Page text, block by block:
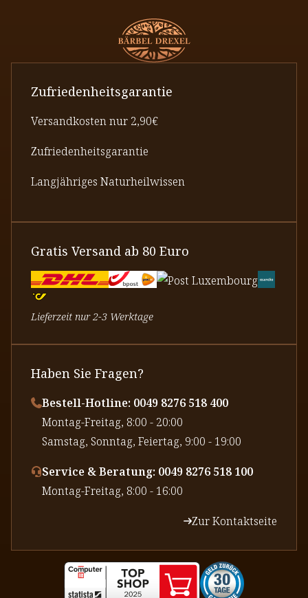
Zufriedenheitsgarantie
Versandkosten nur 2,90€
Zufriedenheitsgarantie
Langjähriges Naturheilwissen
Gratis Versand ab 80 Euro
Lieferzeit nur 2-3 Werktage
Haben Sie Fragen?
Bestell-Hotline: 0049 8276 518 400
⁠Montag-Freitag, 8:00 - 20:00
⁠Samstag, Sonntag, Feiertag, 9:00 - 19:00
Service & Beratung: 0049 8276 518 100
⁠Montag-Freitag, 8:00 - 16:00
Zur Kontaktseite